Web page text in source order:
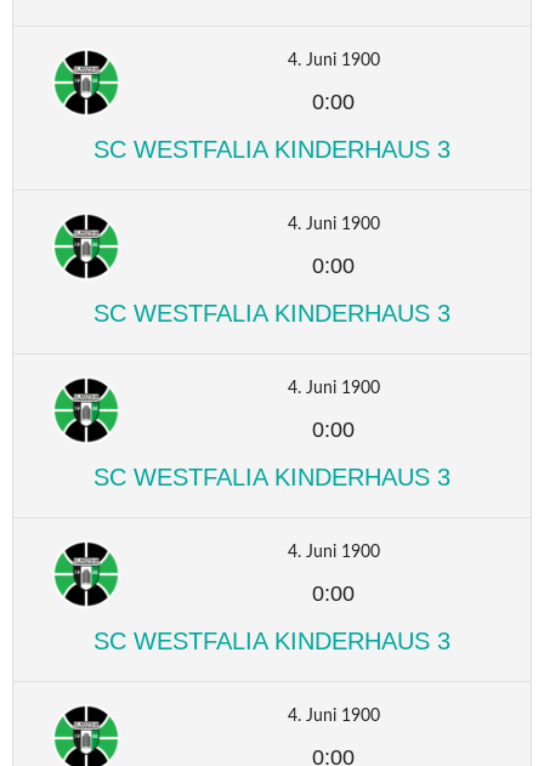
4. Juni 1900
0:00
SC WESTFALIA KINDERHAUS 3
4. Juni 1900
0:00
SC WESTFALIA KINDERHAUS 3
4. Juni 1900
0:00
SC WESTFALIA KINDERHAUS 3
4. Juni 1900
0:00
SC WESTFALIA KINDERHAUS 3
4. Juni 1900
0:00